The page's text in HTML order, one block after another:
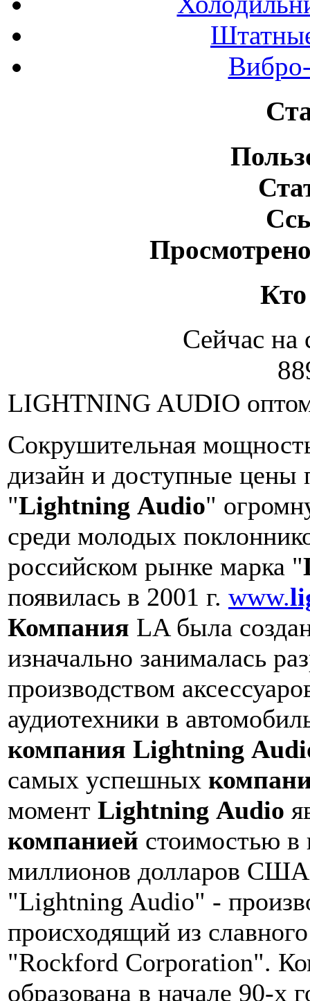
Кто
Сейчас на
LIGHTNING AUDIO
Сокрушительная
дизайн и доступные цены
"Lightning Audio"
среди молодых
российском рынке марка "
появилась в 2001 г. www.
Компания LA была
изначально занималась
производством
аудиотехники в
компания Lightning
самых успешных
момент Lightning Audio
компанией стоимостью в
миллионов долларов
"Lightning Audio" -
происходящий из
"Rockford Corporation".
образована в начале 90-х